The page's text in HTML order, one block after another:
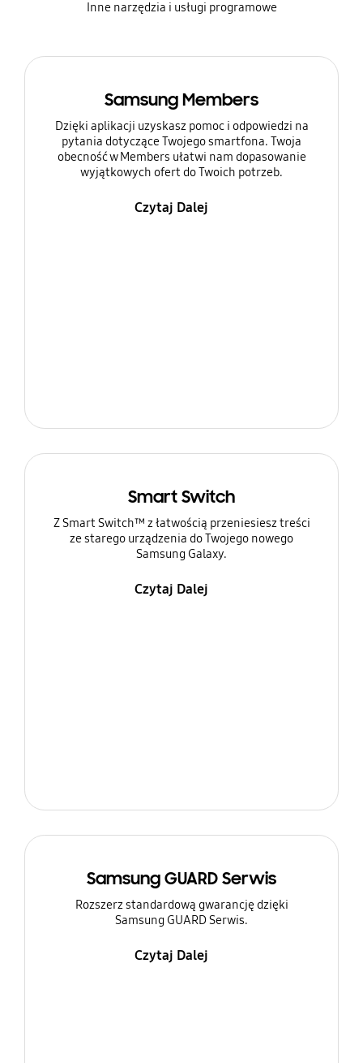
Inne narzędzia i usługi programowe
Samsung Members
Dzięki aplikacji uzyskasz pomoc i odpowiedzi na
pytania dotyczące Twojego smartfona. Twoja
obecność w Members ułatwi nam dopasowanie
wyjątkowych ofert do Twoich potrzeb.
Czytaj Dalej
Smart Switch
Z Smart Switch™ z łatwością przeniesiesz treści
ze starego urządzenia do Twojego nowego
Samsung Galaxy.
Czytaj Dalej
Samsung GUARD Serwis
Rozszerz standardową gwarancję dzięki
Samsung GUARD Serwis.
Czytaj Dalej